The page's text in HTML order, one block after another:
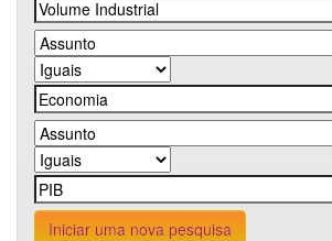
Iniciar uma nova pesquisa